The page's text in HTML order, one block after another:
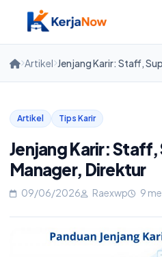
content
Artikel Jenjang Karir: Staff,
Artikel Tips Karir
Jenjang Karir:
Manager, Direktur
09/06/2026 Raexwp 9